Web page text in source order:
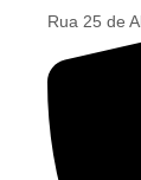
Rua 25 de